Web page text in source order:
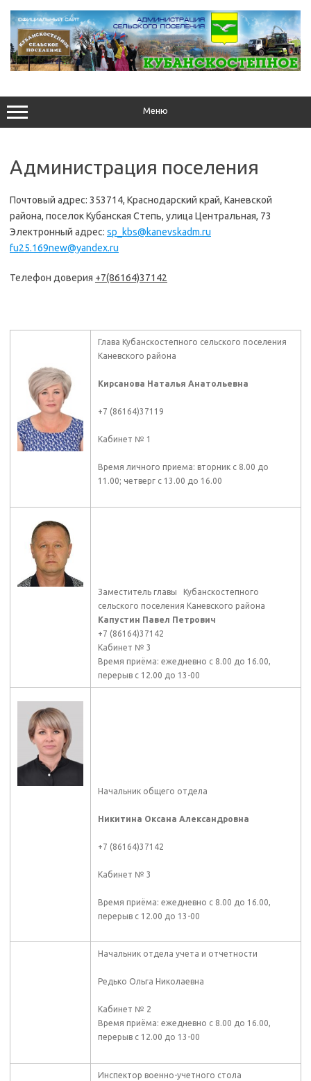
содержимому
Меню
Администрация поселения
Почтовый адрес: 353714, Краснодарский край, Каневской
района, поселок Кубанская Степь, улица Центральная, 73
Электронный адрес: sp_kbs@kanevskadm.ru
fu25.169new@yandex.ru
Телефон доверия +7(86164)37142
Глава Кубанскостепного сельского поселения
Каневского района
Кирсанова Наталья Анатольевна
+7 (86164)37119
Кабинет № 1
Время личного приема: вторник с 8.00 до
11.00; четверг с 13.00 до 16.00
Заместитель главы Кубанскостепного
сельского поселения Каневского района
Капустин Павел Петрович
+7 (86164)37142
Кабинет № 3
Время приёма: ежедневно с 8.00 до 16.00,
перерыв с 12.00 до 13-00
Начальник общего отдела
Никитина Оксана Александровна
+7 (86164)37142
Кабинет № 3
Время приёма: ежедневно с 8.00 до 16.00,
перерыв с 12.00 до 13-00
Начальник отдела учета и отчетности
Редько Ольга Николаевна
Кабинет № 2
Время приёма: ежедневно с 8.00 до 16.00,
перерыв с 12.00 до 13-00
Инспектор военно-учетного стола